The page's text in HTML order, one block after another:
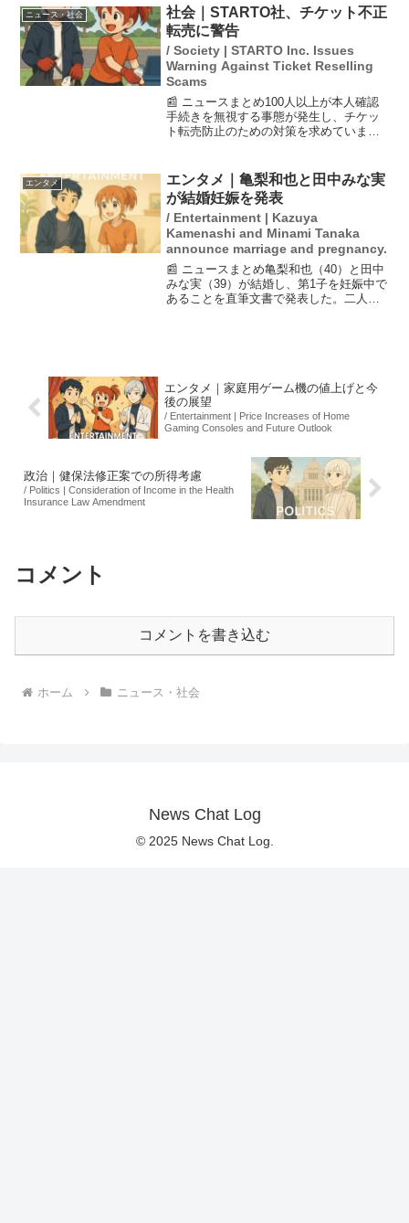
トが公式サイトで公開され、声優仲間か
らも悲しみの声...
ニュース・社会
社会｜STARTO社、チケット不正
転売に警告
/ Society | STARTO Inc. Issues
Warning Against Ticket Reselling
Scams
📰 ニュースまとめ100人以上が本人確認
手続きを無視する事態が発生し、チケッ
ト転売防止のための対策を求めていま
チケットの不正転売と入...
エンタメ
エンタメ｜亀梨和也と田中みな実
が結婚妊娠を発表
/ Entertainment | Kazuya
Kamenashi and Minami Tanaka
announce marriage and pregnancy.
📰 ニュースまとめ亀梨和也（40）と田中
みな実（39）が結婚し、第1子を妊娠中で
あることを直筆文書で発表した。二人は
エンタメ｜家庭用ゲーム機の値上げと今
後の展望
/ Entertainment | Price Increases of Home
Gaming Consoles and Future Outlook
政治｜健保法修正案での所得考慮
/ Politics | Consideration of Income in the Health
Insurance Law Amendment
コメント
コメントを書き込む
ホーム ニュース・社会
News Chat Log
© 2025 News Chat Log.